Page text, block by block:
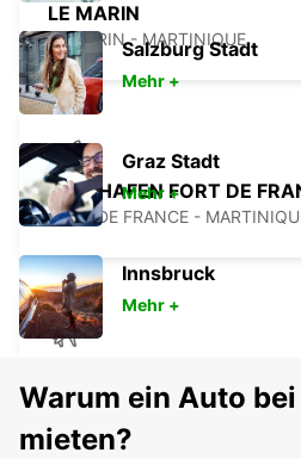
LE MARIN
LE MARIN - MARTINIQUE
FLUGHAFEN FORT DE
FORT DE FRANCE -
AIRPORT
Salzburg Stadt
Mehr +
Graz Stadt
Mehr +
Innsbruck
Mehr +
Warum ein Auto
mieten?